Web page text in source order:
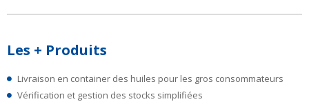
Les + Produits
Livraison en container des huiles pour les gros consommateurs
Vérification et gestion des stocks simplifiées